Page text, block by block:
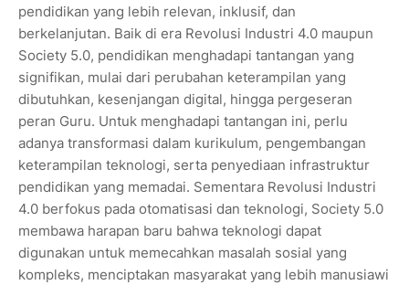
pendidikan yang lebih relevan, inklusif, dan
berkelanjutan. Baik di era Revolusi Industri 4.0 maupun
Society 5.0, pendidikan menghadapi tantangan yang
signifikan, mulai dari perubahan keterampilan yang
dibutuhkan, kesenjangan digital, hingga pergeseran
peran Guru. Untuk menghadapi tantangan ini, perlu
adanya transformasi dalam kurikulum, pengembangan
keterampilan teknologi, serta penyediaan infrastruktur
pendidikan yang memadai. Sementara Revolusi Industri
4.0 berfokus pada otomatisasi dan teknologi, Society 5.0
membawa harapan baru bahwa teknologi dapat
digunakan untuk memecahkan masalah sosial yang
kompleks, menciptakan masyarakat yang lebih manusiawi